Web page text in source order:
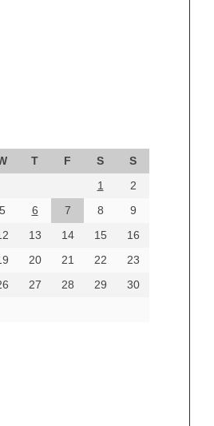
T F S
S
1
2
5 6 7 8
9
13 14 15
16
20 21 22
23
27 28 29
30